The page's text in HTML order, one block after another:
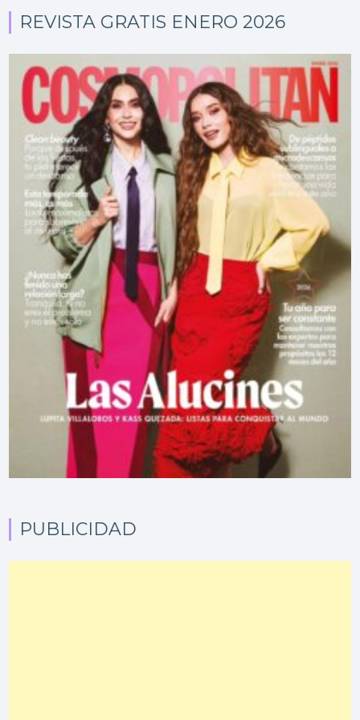
REVISTA GRATIS ENERO 2026
PUBLICIDAD